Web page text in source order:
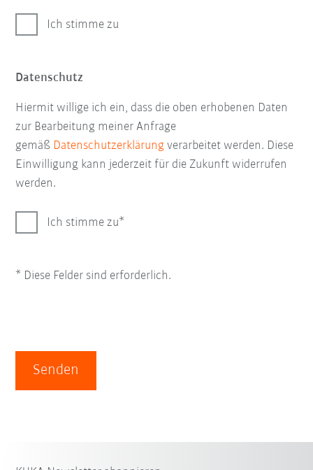
Ich stimme zu
Datenschutz
Hiermit willige ich ein, dass die oben erhobenen Daten
zur Bearbeitung meiner Anfrage
gemäß Datenschutzerklärung verarbeitet werden. Diese
Einwilligung kann jederzeit für die Zukunft widerrufen
werden.
Ich stimme zu
* Diese Felder sind erforderlich.
Senden